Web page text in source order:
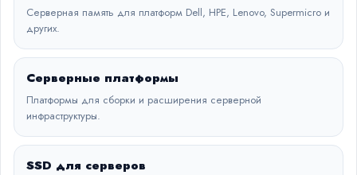
Серверная память для платформ Dell, HPE, Lenovo, Supermicro и
других.
Серверные платформы
Платформы для сборки и расширения серверной
инфраструктуры.
SSD для серверов